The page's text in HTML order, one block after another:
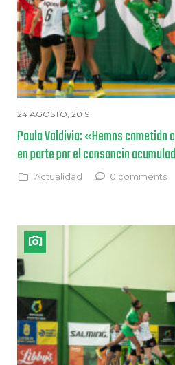
24 AGOSTO, 2019
Paula Valdivia: «Hemos cometido
en parte por el cansancio
Actualidad 0 comments